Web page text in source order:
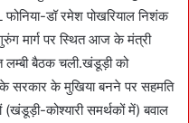
डॉ रमेश पोखरियाल निशंक
मार्ग पर स्थित आज के मंत्री
लम्बी बैठक चली.खंडूड़ी को
के मुखिया बनने पर सहमति
कोश्यारी समर्थकों में) बवाल